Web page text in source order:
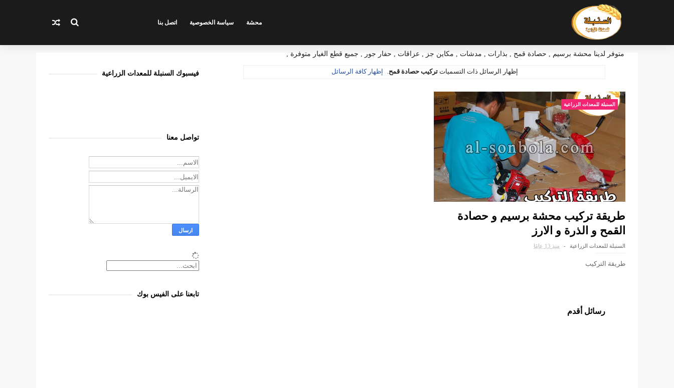
متوفر لدينا محشة برسيم , حصادة قمح , بذارات , مدشات , مكاين جز , عزاقات , حفار جور , جميع قطع الغيار متوفرة ,
محشة سياسة الخصوصية اتصل بنا
‏إظهار الرسائل ذات التسميات تركيب حصادة قمح إظهار كافة الرسائل
السنبلة للمعدات الزراعية
طريقة تركيب محشة برسيم و حصادة
القمح و الذرة و الارز
السنبلة للمعدات الزراعية منذ 13 عامًا
طريقة التركيب
رسائل أقدم
فيسبوك السنبلة للمعدات الزراعية
تواصل معنا
تابعنا على الفيس بوك